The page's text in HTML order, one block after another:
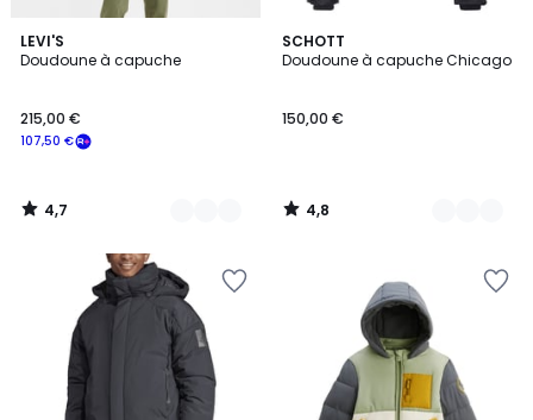
LEVI'S
Doudoune à capuche
107,50 €
215,00 €
4,7
/ 5
2
Couleurs
4,7
/
SCHOTT
Doudoune à capuche Chicago
150,00 €
4,8
/ 5
2
Couleurs
4,8
/